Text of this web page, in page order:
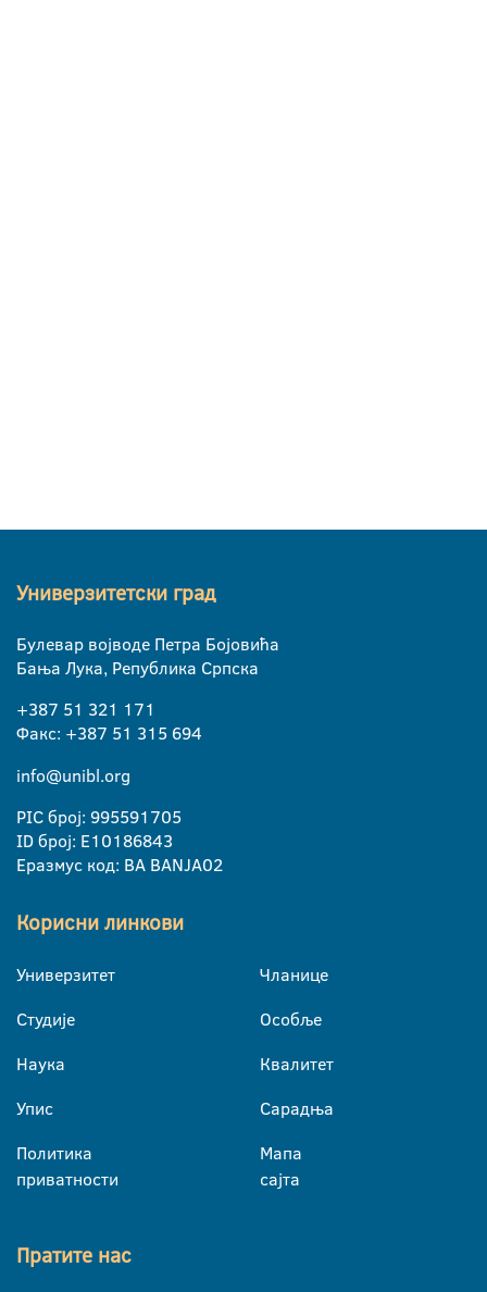
Универзитетски град
Булевар војводе Петра Бојовића
Бања Лука, Република Српска
+387 51 321 171
Факс: +387 51 315 694
info@unibl.org
PIC број: 995591705
ID број: E10186843
Еразмус код: BA BANJA02
Корисни линкови
Универзитет
Студије
Наука
Упис
Политика
приватности
Чланице
Особље
Квалитет
Сарадња
Мапа
сајта
Пратите нас